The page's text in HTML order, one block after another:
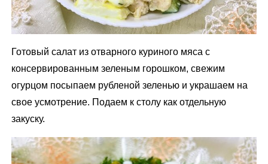
Готовый салат из отварного куриного мяса с
консервированным зеленым горошком, свежим
огурцом посыпаем рубленой зеленью и украшаем на
свое усмотрение. Подаем к столу как отдельную
закуску.